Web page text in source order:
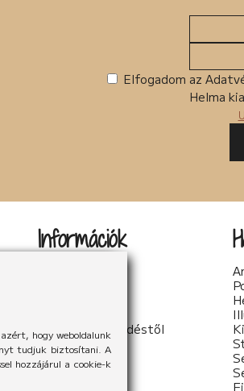
hogy weboldalunk
tudjuk biztosítani. A
hozzájárul a cookie-k
Elfogadom az
Helma
Információk
Elállás a szerződéstől